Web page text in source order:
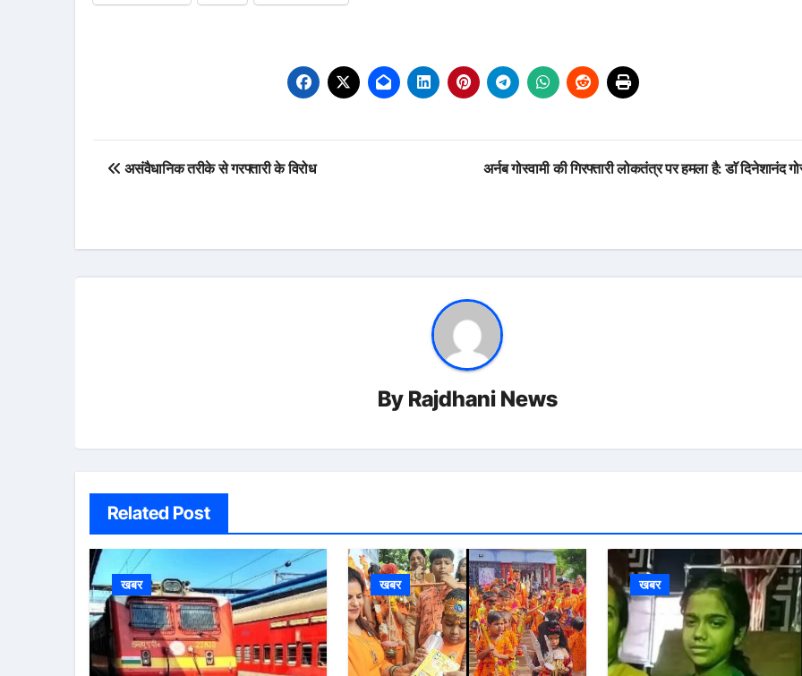
Post
असंवैधानिक तरीके से गरफ्तारी के विरोध अर्नब गोस्वामी की गिरफ्तारी लोकतंत्र पर हमला है: डाॅ दिनेशानंद
By Rajdhani News
Related Post
खबर खबर खबर